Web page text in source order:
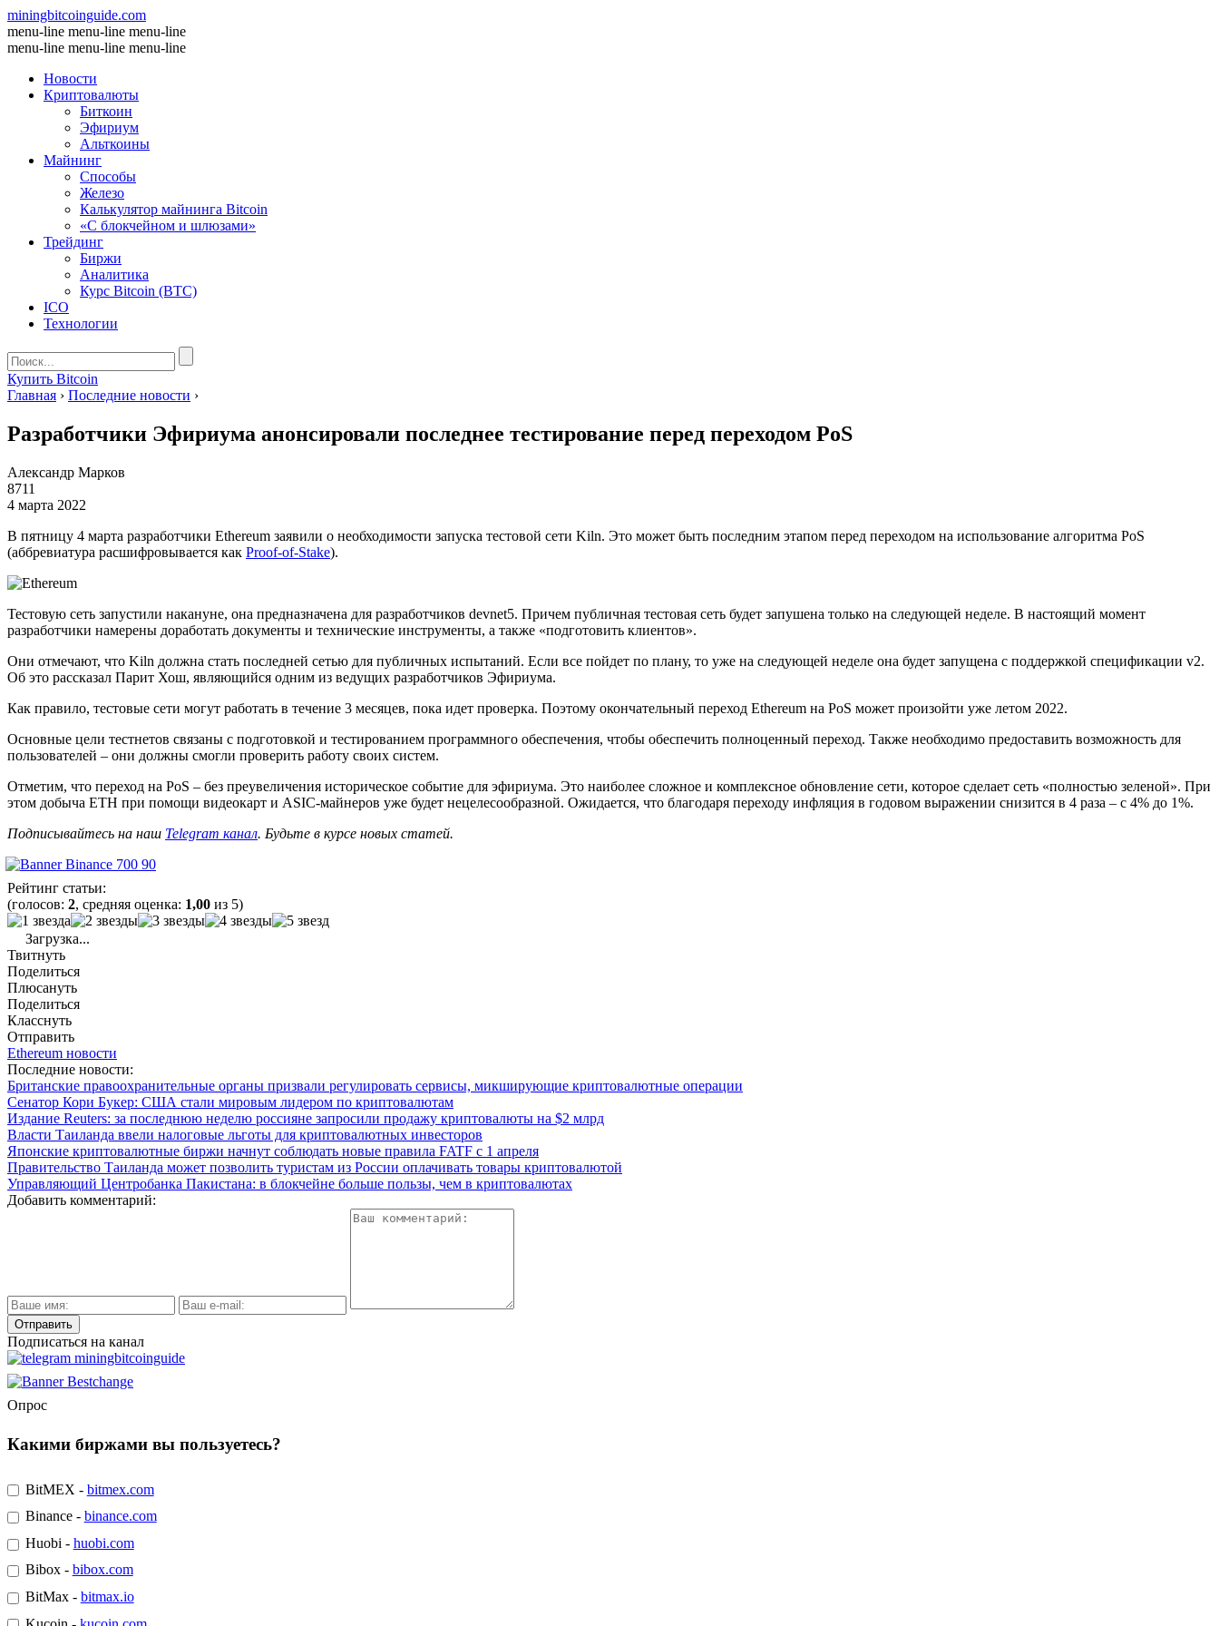
miningbitcoinguide.com
menu-line menu-line menu-line
menu-line menu-line menu-line
Новости
Криптовалюты
Биткоин
Эфириум
Альткоины
Майнинг
Способы
Железо
Калькулятор майнинга Bitcoin
«С блокчейном и шлюзами»
Трейдинг
Биржи
Аналитика
Курс Bitcoin (BTC)
ICO
Технологии
Купить Bitcoin
Главная › Последние новости ›
Разработчики Эфириума анонсировали последнее тестирование перед переходом PoS
Александр Марков
8711
4 марта 2022
В пятницу 4 марта разработчики Ethereum заявили о необходимости запуска тестовой сети Kiln. Это может быть последним этапом перед переходом на использование алгоритма PoS
(аббревиатура расшифровывается как Proof-of-Stake).
Тестовую сеть запустили накануне, она предназначена для разработчиков devnet5. Причем публичная тестовая сеть будет запушена только на следующей неделе. В настоящий момент
разработчики намерены доработать документы и технические инструменты, а также «подготовить клиентов».
Они отмечают, что Kiln должна стать последней сетью для публичных испытаний. Если все пойдет по плану, то уже на следующей неделе она будет запущена с поддержкой спецификации v2.
Об это рассказал Парит Хош, являющийся одним из ведущих разработчиков Эфириума.
Как правило, тестовые сети могут работать в течение 3 месяцев, пока идет проверка. Поэтому окончательный переход Ethereum на PoS может произойти уже летом 2022.
Основные цели тестнетов связаны с подготовкой и тестированием программного обеспечения, чтобы обеспечить полноценный переход. Также необходимо предоставить возможность для
пользователей – они должны смогли проверить работу своих систем.
Отметим, что переход на PoS – без преувеличения историческое событие для эфириума. Это наиболее сложное и комплексное обновление сети, которое сделает сеть «полностью зеленой». При
этом добыча ETH при помощи видеокарт и ASIC-майнеров уже будет нецелесообразной. Ожидается, что благодаря переходу инфляция в годовом выражении снизится в 4 раза – с 4% до 1%.
Подписывайтесь на наш Telegram канал. Будьте в курсе новых статей.
Рейтинг статьи:
(голосов: 2, средняя оценка: 1,00 из 5)
Загрузка...
Твитнуть
Поделиться
Плюсануть
Поделиться
Класснуть
Отправить
Ethereum новости
Последние новости:
Британские правоохранительные органы призвали регулировать сервисы, микширующие криптовалютные операции
Сенатор Кори Букер: США стали мировым лидером по криптовалютам
Издание Reuters: за последнюю неделю россияне запросили продажу криптовалюты на $2 млрд
Власти Таиланда ввели налоговые льготы для криптовалютных инвесторов
Японские криптовалютные биржи начнут соблюдать новые правила FATF с 1 апреля
Правительство Таиланда может позволить туристам из России оплачивать товары криптовалютой
Управляющий Центробанка Пакистана: в блокчейне больше пользы, чем в криптовалютах
Добавить комментарий:
Подписаться на канал
Опрос
Какими биржами вы пользуетесь?
BitMEX - bitmex.com
Binance - binance.com
Huobi - huobi.com
Bibox - bibox.com
BitMax - bitmax.io